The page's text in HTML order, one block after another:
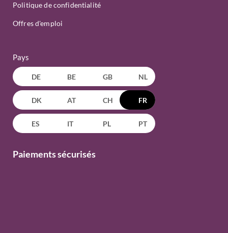
Politique de confidentialité
Offres d'emploi
Pays
DE BE GB NL
DK AT CH FR
ES IT PL PT
Paiements sécurisés